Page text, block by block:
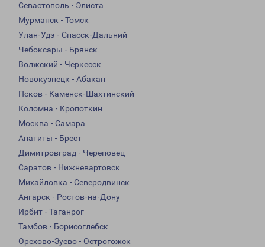
Севастополь - Элиста
Мурманск - Томск
Улан-Удэ - Спасск-Дальний
Чебоксары - Брянск
Волжский - Черкесск
Новокузнецк - Абакан
Псков - Каменск-Шахтинский
Коломна - Кропоткин
Москва - Самара
Апатиты - Брест
Димитровград - Череповец
Саратов - Нижневартовск
Михайловка - Северодвинск
Ангарск - Ростов-на-Дону
Ирбит - Таганрог
Тамбов - Борисоглебск
Орехово-Зуево - Острогожск